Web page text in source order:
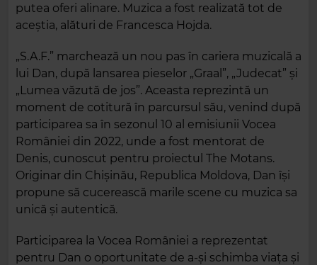
putea oferi alinare. Muzica a fost realizată tot de
aceștia, alături de Francesca Hojda.
„S.A.F.” marchează un nou pas în cariera muzicală a
lui Dan, după lansarea pieselor „Graal”, „Judecat” și
„Lumea văzută de jos”. Aceasta reprezintă un
moment de cotitură în parcursul său, venind după
participarea sa în sezonul 10 al emisiunii Vocea
României din 2022, unde a fost mentorat de
Denis, cunoscut pentru proiectul The Motans.
Originar din Chișinău, Republica Moldova, Dan își
propune să cucerească marile scene cu muzica sa
unică și autentică.
Participarea la Vocea României a reprezentat
pentru Dan o oportunitate de a-și schimba viața și